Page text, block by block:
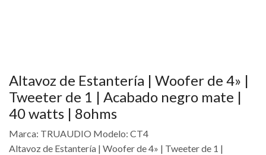
Altavoz de Estantería | Woofer de 4» |
Tweeter de 1 | Acabado negro mate |
40 watts | 8ohms
Marca: TRUAUDIO Modelo: CT4
Altavoz de Estantería | Woofer de 4» | Tweeter de 1 |